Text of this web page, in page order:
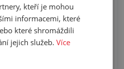
kteří je mohou
informacemi, které
které shromáždili
jejich služeb.Více